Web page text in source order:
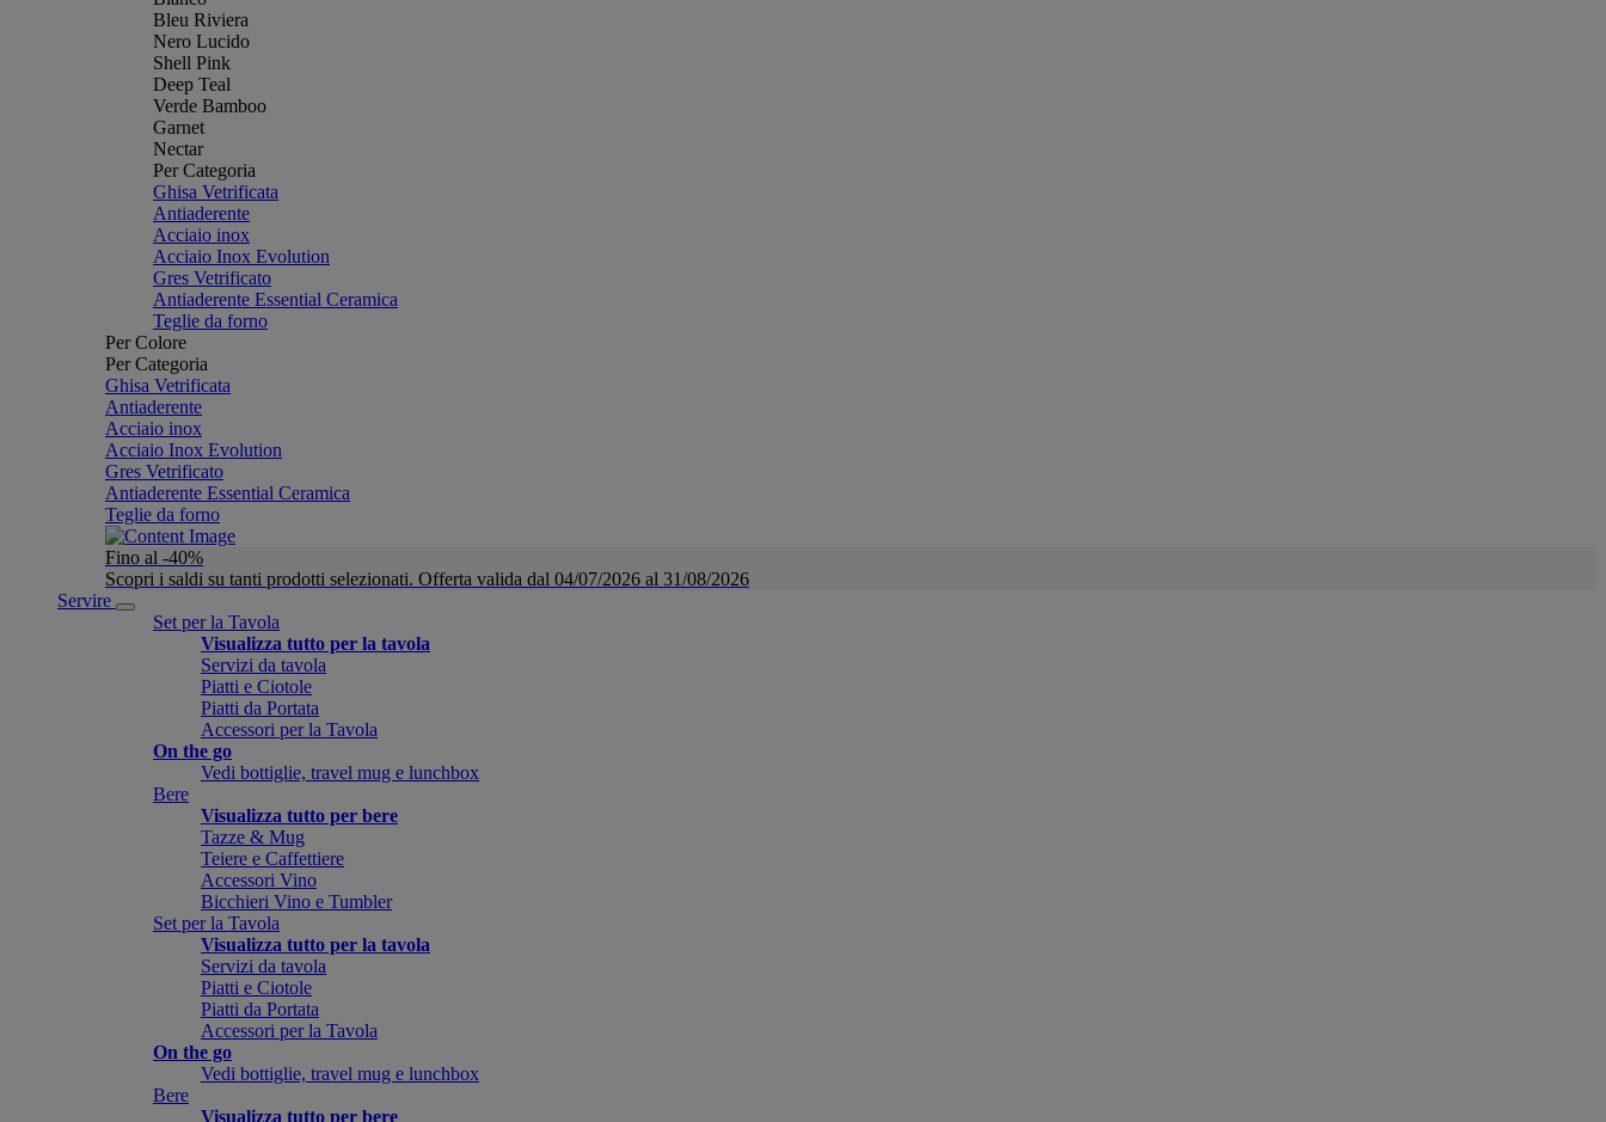
Bleu Riviera
Nero Lucido
Shell Pink
Deep Teal
Verde Bamboo
Garnet
Nectar
Per Categoria
Ghisa Vetrificata
Antiaderente
Acciaio inox
Acciaio Inox Evolution
Gres Vetrificato
Antiaderente Essential Ceramica
Teglie da forno
Per Colore
Per Categoria
Ghisa Vetrificata
Antiaderente
Acciaio inox
Acciaio Inox Evolution
Gres Vetrificato
Antiaderente Essential Ceramica
Teglie da forno
Fino al -40%
Scopri i saldi su tanti prodotti selezionati. Offerta valida dal 04/07/2026 al 31/08/2026
Servire
Set per la Tavola
Visualizza tutto per la tavola
Servizi da tavola
Piatti e Ciotole
Piatti da Portata
Accessori per la Tavola
On the go
Vedi bottiglie, travel mug e lunchbox
Bere
Visualizza tutto per bere
Tazze & Mug
Teiere e Caffettiere
Accessori Vino
Bicchieri Vino e Tumbler
Set per la Tavola
Visualizza tutto per la tavola
Servizi da tavola
Piatti e Ciotole
Piatti da Portata
Accessori per la Tavola
On the go
Vedi bottiglie, travel mug e lunchbox
Bere
Visualizza tutto per bere